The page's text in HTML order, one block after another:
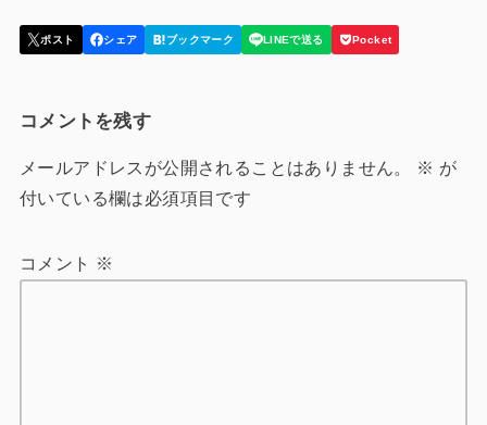
コメントを残す
メールアドレスが公開されることはありません。 ※ が
付いている欄は必須項目です
コメント ※